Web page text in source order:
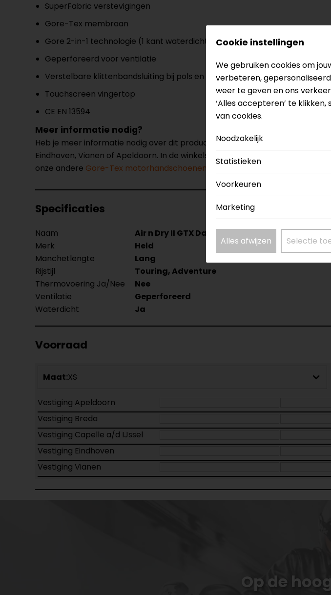
SuperFabric verstevigingen
Gore-Tex membraan
Gore 2-in-1 technologie (1 kant waterdicht, 1 kant ongevoerd)
Geperforeerd voor ventilatie
Verstelbare klittenbandsluiting bij pols en manchet
Touchscreen vingertop
CE EN 13594
Meer informatie nodig?
Heb je meer informatie nodig over dit product? Neem dancontact met ons
Eindhoven, Vianen of Apeldoorn. In de winkels kun je het product bekijken
onze andere Gore-Tex motorhandschoenen.
Specificaties
Naam Air n Dry II GTX Dames Motorhandschoenen
Merk
Held
Manchetlengte
Lang
Rijstijl
Touring, Adventure
Thermovoering Ja/Nee
Nee
Ventilatie
Geperforeerd
Waterdicht
Ja
Voorraad
Maat:XS
Vestiging Apeldoorn
Vestiging Breda
Vestiging Capelle a/d IJssel
Vestiging Eindhoven
Vestiging Vianen
Op de
Cookie instellingen
We gebruiken cookies om
verbeteren,
weer te geven en ons
‘Alles accepteren’ te
van cookies.
Noodzakelijk
Statistieken
Voorkeuren
Marketing
Alles afwijzen Selectie